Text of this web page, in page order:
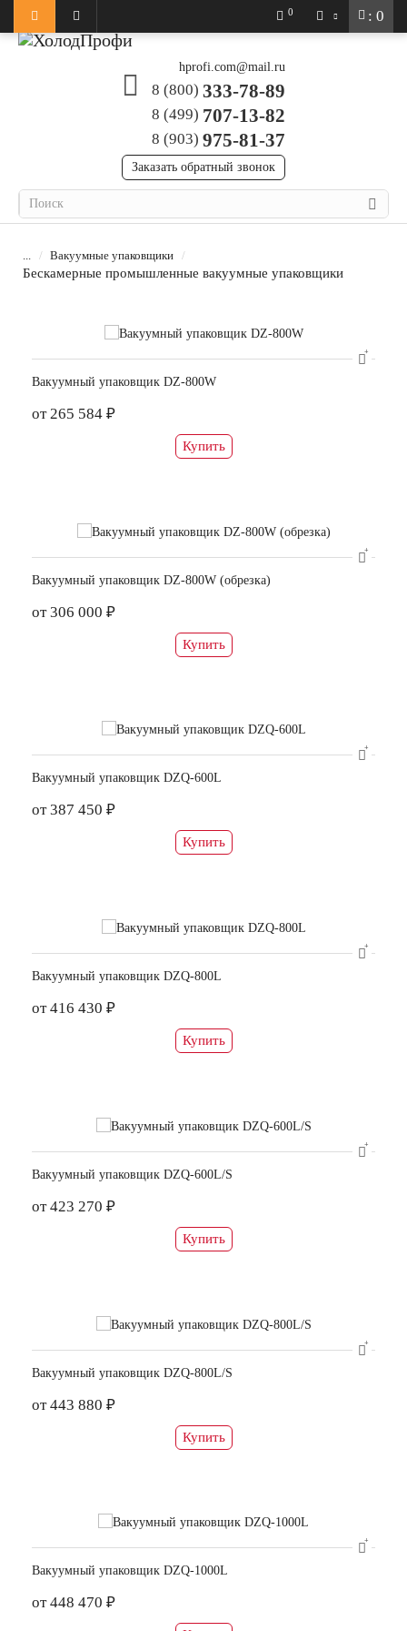
: 0
0
hprofi.com@mail.ru
8 (800) 333-78-89
8 (499) 707-13-82
8 (903) 975-81-37
Заказать обратный звонок
... Вакуумные упаковщики
Бескамерные промышленные вакуумные упаковщики
Вакуумный упаковщик DZ-800W
от 265 584 ₽
Купить
Вакуумный упаковщик DZ-800W (обрезка)
от 306 000 ₽
Купить
Вакуумный упаковщик DZQ-600L
от 387 450 ₽
Купить
Вакуумный упаковщик DZQ-800L
от 416 430 ₽
Купить
Вакуумный упаковщик DZQ-600L/S
от 423 270 ₽
Купить
Вакуумный упаковщик DZQ-800L/S
от 443 880 ₽
Купить
Вакуумный упаковщик DZQ-1000L
от 448 470 ₽